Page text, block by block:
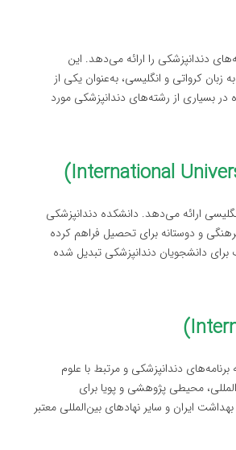
دندانپزشکی را ارائه می‌دهد. این
زبان کرواتی و انگلیسی، به‌عنوان یکی از
بسیاری از رشته‌های دندانپزشکی مورد
ارائه می‌دهد. دانشکده دندانپزشکی
و دوستانه برای تحصیل فراهم کرده
دانشجویان دندانپزشکی تبدیل شده
دندانپزشکی و مرتبط با علوم
محیطی پژوهشی و پویا برای
ایران و سایر نهادهای بین‌المللی معتبر